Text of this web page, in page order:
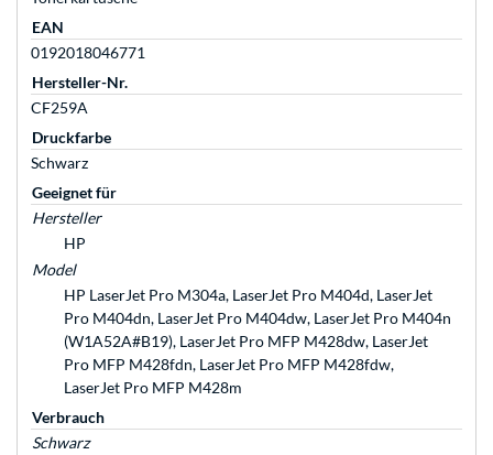
EAN
0192018046771
Hersteller-Nr.
CF259A
Druckfarbe
Schwarz
Geeignet für
Hersteller
HP
Model
HP LaserJet Pro M304a, LaserJet Pro M404d, LaserJet
Pro M404dn, LaserJet Pro M404dw, LaserJet Pro M404n
(W1A52A#B19), LaserJet Pro MFP M428dw, LaserJet
Pro MFP M428fdn, LaserJet Pro MFP M428fdw,
LaserJet Pro MFP M428m
Verbrauch
Schwarz